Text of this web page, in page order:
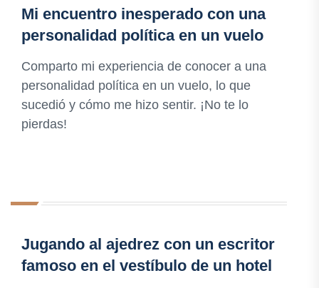
Mi encuentro inesperado con una
personalidad política en un vuelo
Comparto mi experiencia de conocer a una
personalidad política en un vuelo, lo que
sucedió y cómo me hizo sentir. ¡No te lo
pierdas!
Jugando al ajedrez con un escritor
famoso en el vestíbulo de un hotel